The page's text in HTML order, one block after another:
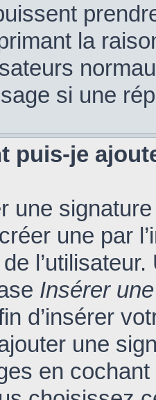
la
si une
puis-je
une
une par
Insérer
d’insérer
une
en